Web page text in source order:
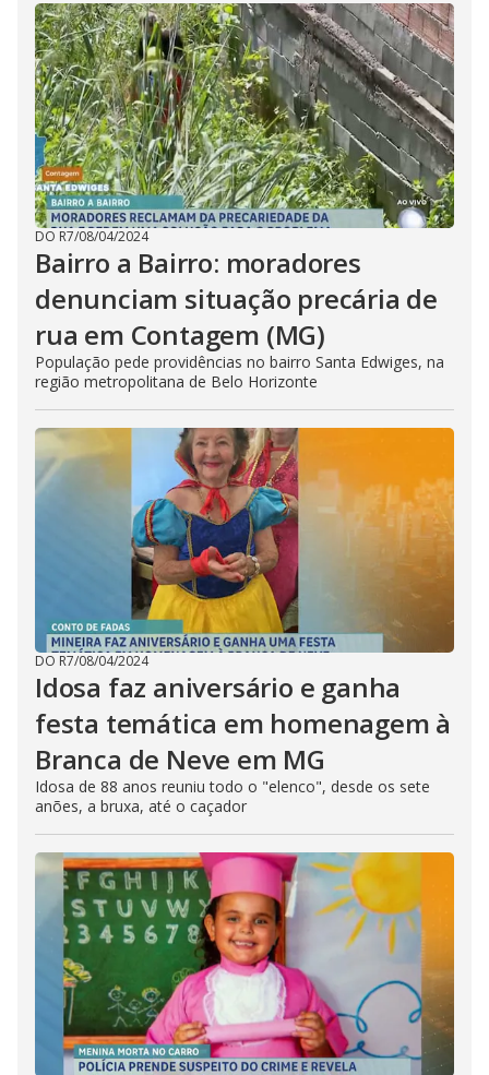
DO R7/08/04/2024
Bairro a Bairro: moradores
denunciam situação precária de
rua em Contagem (MG)
População pede providências no bairro Santa Edwiges, na
região metropolitana de Belo Horizonte
DO R7/08/04/2024
Idosa faz aniversário e ganha
festa temática em homenagem à
Branca de Neve em MG
Idosa de 88 anos reuniu todo o "elenco", desde os sete
anões, a bruxa, até o caçador